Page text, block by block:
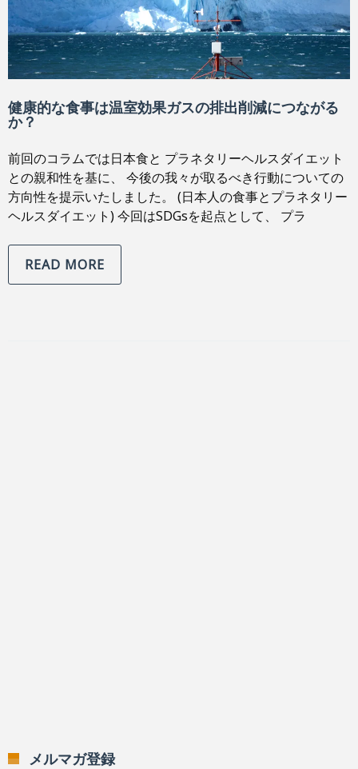
健康的な食事は温室効果ガスの排出削減につながる
か？
前回のコラムでは日本食と プラネタリーヘルスダイエット
との親和性を基に、 今後の我々が取るべき行動についての
方向性を提示いたしました。 (日本人の食事とプラネタリー
ヘルスダイエット) 今回はSDGsを起点として、 プラ
READ MORE
メルマガ登録